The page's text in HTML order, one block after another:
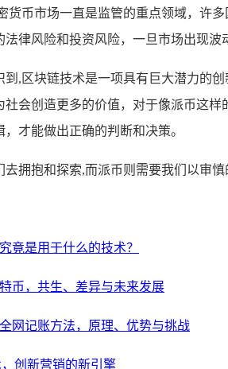
货币市场一直是监管的重点领域，许
律风险和投资风险，一旦市场出现波
到,区块链技术是一项具有巨大潜力的
社会创造更多的价值，对于像派币这
才能做出正确的判断和决策。
去拥抱和探索,而派币则需要我们以审
竟是用于什么的技术？
币，共生、差异与未来发展
网记账方法，原理、优势与挑战
创新营销的新引擎